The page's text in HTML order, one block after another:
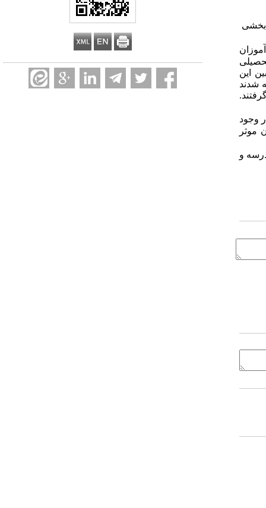
بخشی
از بین این
وارد مطالعه شدند
در گروه گواه قرار گرفتند.
وجود
موثر
و